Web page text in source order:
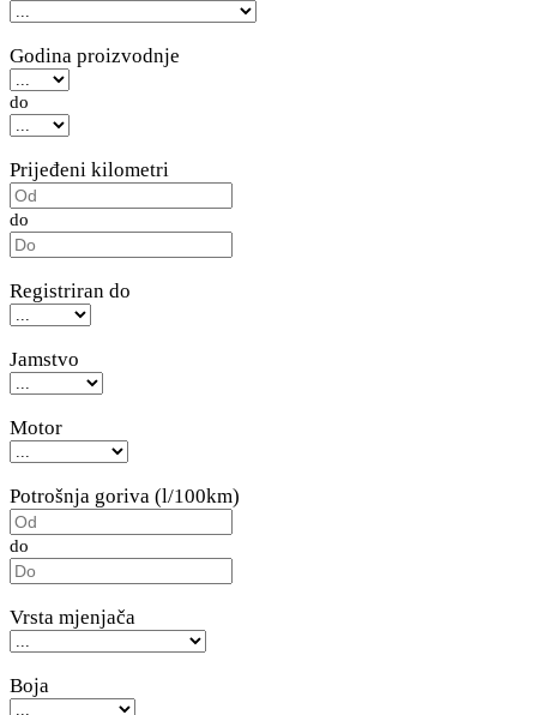
Godina proizvodnje
do
Prijeđeni kilometri
do
Registriran do
Jamstvo
Motor
Potrošnja goriva (l/100km)
do
Vrsta mjenjača
Boja